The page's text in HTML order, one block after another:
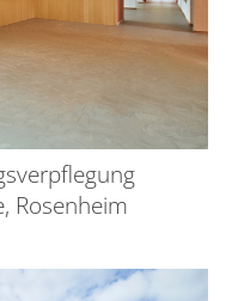
Rosenheim